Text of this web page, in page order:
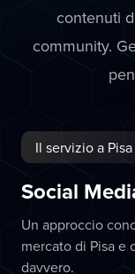
contenuti
community.
Il servizio a Pisa
Social
Un approccio
mercato di Pisa e
davvero.